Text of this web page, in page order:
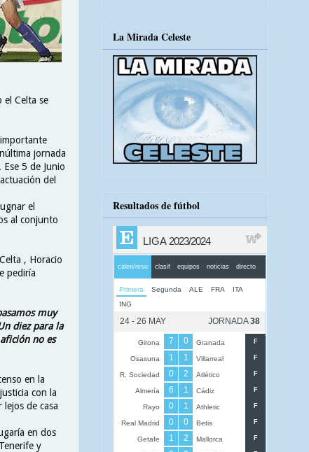
el Celta se
jornada
5 de Junio
del
el
al conjunto
, Horacio
pediría
muy
diez para la
no es
en la
con la
de casa
en dos
y
La Mirada Celeste
Resultados de fútbol